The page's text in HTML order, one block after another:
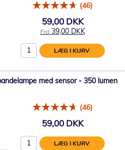
(46)
59,00 DKK
Fra 39,00 DKK
LÆG I KURV
med sensor - 350 lumen
(46)
59,00 DKK
LÆG I KURV